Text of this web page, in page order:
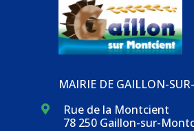
MAIRIE DE GAILLON-

Rue de la Montcient
78 250 Gaillon-sur-